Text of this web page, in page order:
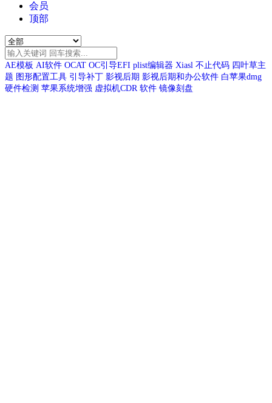
会员
顶部
AE模板 AI软件 OCAT OC引导EFI plist编辑器 Xiasl 不止代码 四叶草主
题 图形配置工具 引导补丁 影视后期 影视后期和办公软件 白苹果dmg
硬件检测 苹果系统增强 虚拟机CDR 软件 镜像刻盘